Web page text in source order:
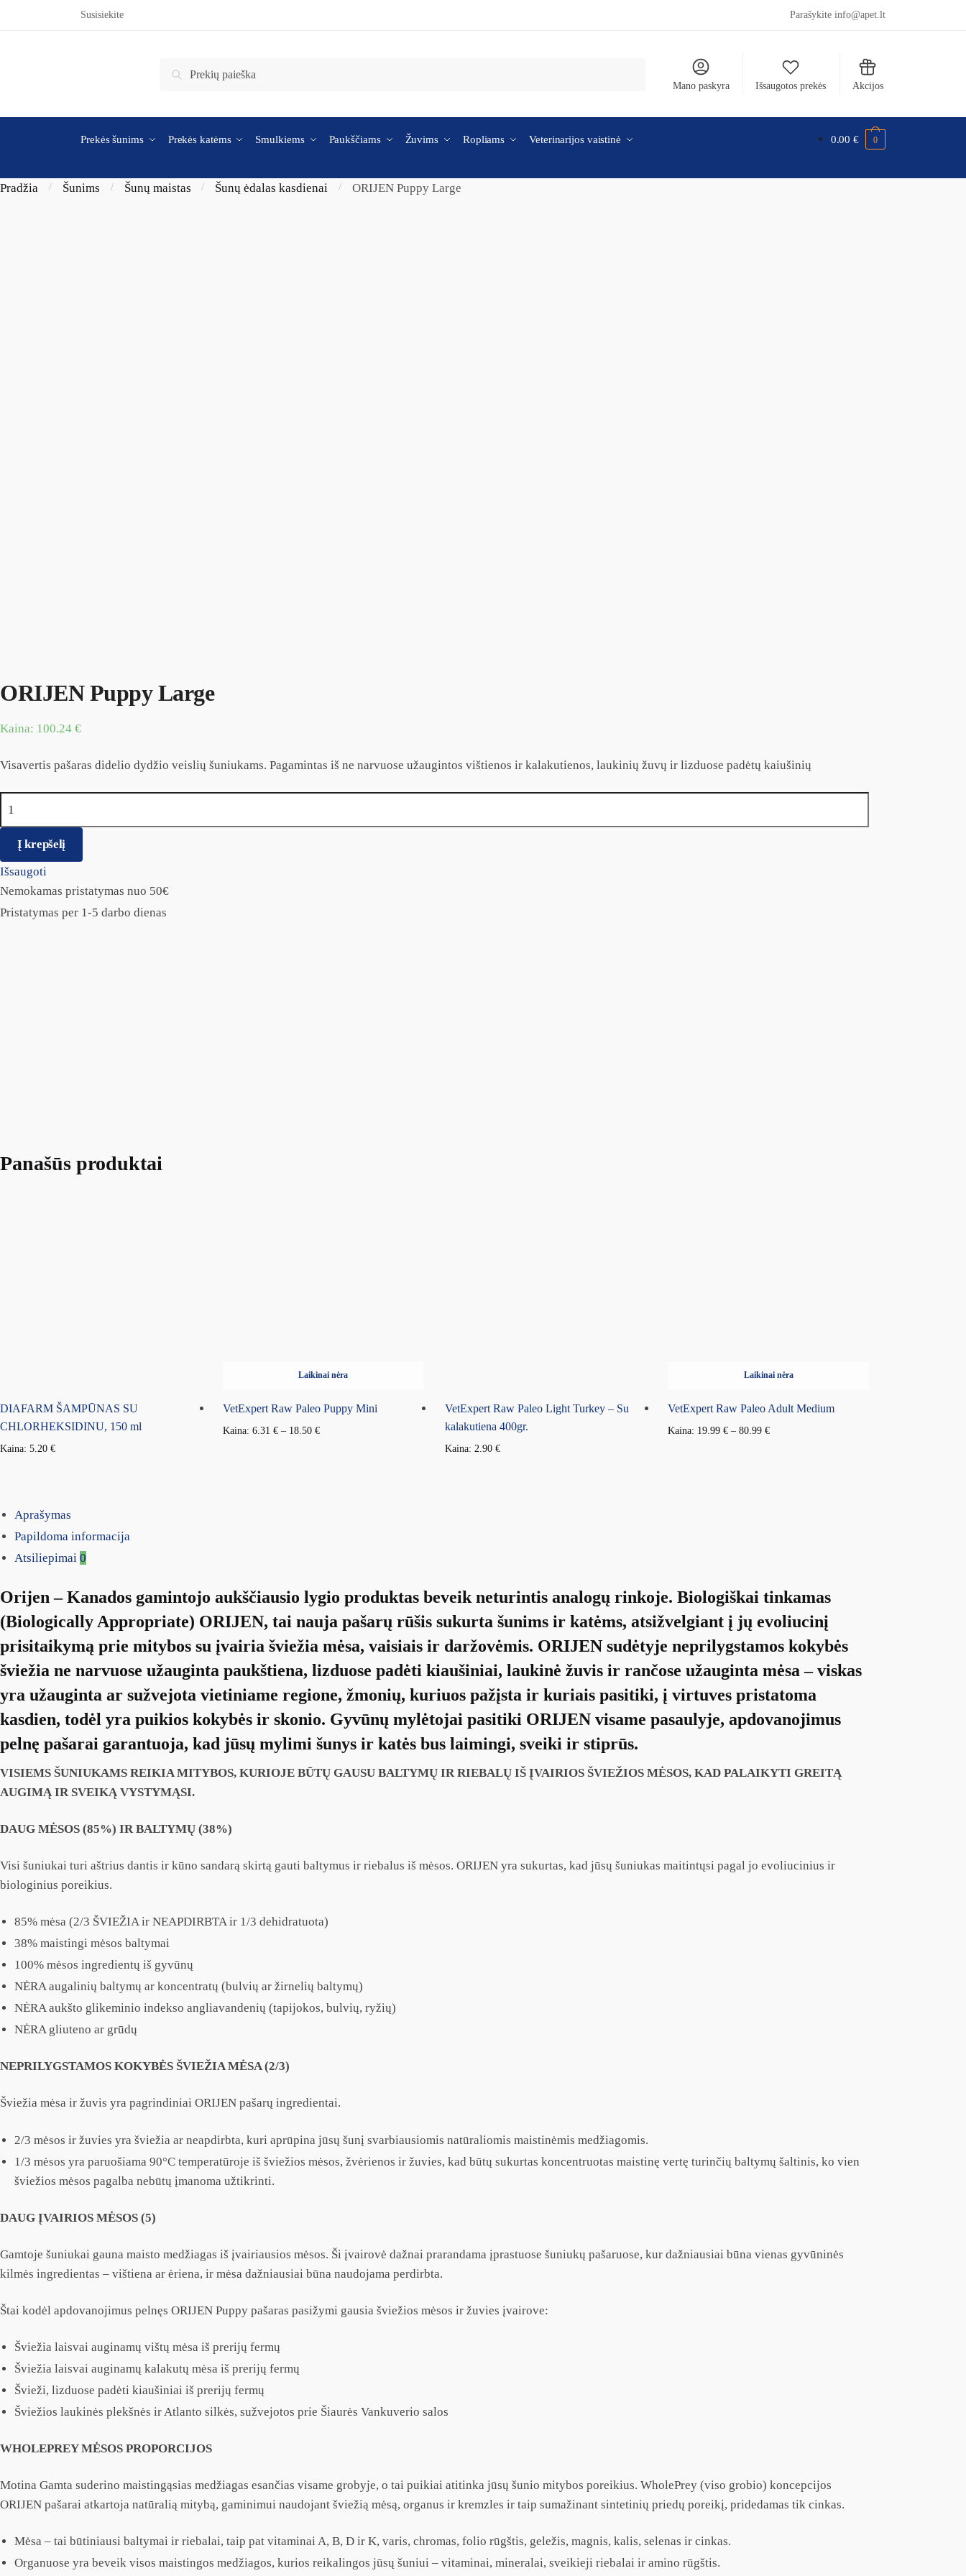
Skip to navigationSusisiekite Parašykite info@apet.lt
Ieškoti:
Ieškoti
Mano paskyra Išsaugotos prekės Akcijos
Prekės šunims Prekės katėms Smulkiems Paukščiams Žuvims Ropliams Veterinarijos vaistinė 0.00€ 0
Pradžia / Šunims / Šunų maistas / Šunų ėdalas kasdienai / ORIJEN Puppy Large
ORIJEN Puppy Large
Kaina: 100.24 €
Visavertis pašaras didelio dydžio veislių šuniukams. Pagamintas iš ne narvuose užaugintos vištienos ir kalakutienos, laukinių žuvų ir lizduose padėtų kaiušinių
Į krepšelį
Išsaugoti
Nemokamas pristatymas nuo 50€
Pristatymas per 1-5 darbo dienas
Panašūs produktai
DIAFARM ŠAMPŪNAS SU
CHLORHEKSIDINU, 150 ml
Kaina: 5.20 €
Laikinai nėra
VetExpert Raw Paleo Puppy Mini
Kaina: 6.31 €– 18.50 €
VetExpert Raw Paleo Light Turkey – Su
kalakutiena 400gr.
Kaina: 2.90€
Laikinai nėra
VetExpert Raw Paleo Adult Medium
Kaina: 19.99€ –80.99€
Aprašymas
Papildoma informacija
Atsiliepimai 0
Orijen – Kanados gamintojo aukščiausio lygio produktas beveik neturintis analogų rinkoje. Biologiškai tinkamas
(Biologically Appropriate) ORIJEN, tai nauja pašarų rūšis sukurta šunims ir katėms, atsižvelgiant į jų evoliucinį
prisitaikymą prie mitybos su įvairia šviežia mėsa, vaisiais ir daržovėmis. ORIJEN sudėtyje neprilygstamos kokybės
šviežia ne narvuose užauginta paukštiena, lizduose padėti kiaušiniai, laukinė žuvis ir rančose užauginta mėsa – viskas
yra užauginta ar sužvejota vietiniame regione, žmonių, kuriuos pažįsta ir kuriais pasitiki, į virtuves pristatoma
kasdien, todėl yra puikios kokybės ir skonio. Gyvūnų mylėtojai pasitiki ORIJEN visame pasaulyje, apdovanojimus
pelnę pašarai garantuoja, kad jūsų mylimi šunys ir katės bus laimingi, sveiki ir stiprūs.
VISIEMS ŠUNIUKAMS REIKIA MITYBOS, KURIOJE BŪTŲ GAUSU BALTYMŲ IR RIEBALŲ IŠ ĮVAIRIOS ŠVIEŽIOS MĖSOS, KAD PALAIKYTI GREITĄ
AUGIMĄ IR SVEIKĄ VYSTYMĄSI.
DAUG MĖSOS (85%) IR BALTYMŲ (38%)
Visi šuniukai turi aštrius dantis ir kūno sandarą skirtą gauti baltymus ir riebalus iš mėsos. ORIJEN yra sukurtas, kad jūsų šuniukas maitintųsi pagal jo evoliucinius ir
biologinius poreikius.
85% mėsa (2/3 ŠVIEŽIA ir NEAPDIRBTA ir 1/3 dehidratuota)
38% maistingi mėsos baltymai
100% mėsos ingredientų iš gyvūnų
NĖRA augalinių baltymų ar koncentratų (bulvių ar žirnelių baltymų)
NĖRA aukšto glikeminio indekso angliavandenių (tapijokos, bulvių, ryžių)
NĖRA gliuteno ar grūdų
NEPRILYGSTAMOS KOKYBĖS ŠVIEŽIA MĖSA (2/3)
Šviežia mėsa ir žuvis yra pagrindiniai ORIJEN pašarų ingredientai.
2/3 mėsos ir žuvies yra šviežia ar neapdirbta, kuri aprūpina jūsų šunį svarbiausiomis natūraliomis maistinėmis medžiagomis.
1/3 mėsos yra paruošiama 90°C temperatūroje iš šviežios mėsos, žvėrienos ir žuvies, kad būtų sukurtas koncentruotas maistinę vertę turinčių baltymų šaltinis, ko vien
šviežios mėsos pagalba nebūtų įmanoma užtikrinti.
DAUG ĮVAIRIOS MĖSOS (5)
Gamtoje šuniukai gauna maisto medžiagas iš įvairiausios mėsos. Ši įvairovė dažnai prarandama įprastuose šuniukų pašaruose, kur dažniausiai būna vienas gyvūninės
kilmės ingredientas – vištiena ar ėriena, ir mėsa dažniausiai būna naudojama perdirbta.
Štai kodėl apdovanojimus pelnęs ORIJEN Puppy pašaras pasižymi gausia šviežios mėsos ir žuvies įvairove:
Šviežia laisvai auginamų vištų mėsa iš prerijų fermų
Šviežia laisvai auginamų kalakutų mėsa iš prerijų fermų
Švieži, lizduose padėti kiaušiniai iš prerijų fermų
Šviežios laukinės plekšnės ir Atlanto silkės, sužvejotos prie Šiaurės Vankuverio salos
WHOLEPREY MĖSOS PROPORCIJOS
Motina Gamta suderino maistingąsias medžiagas esančias visame grobyje, o tai puikiai atitinka jūsų šunio mitybos poreikius. WholePrey (viso grobio) koncepcijos
ORIJEN pašarai atkartoja natūralią mitybą, gaminimui naudojant šviežią mėsą, organus ir kremzles ir taip sumažinant sintetinių priedų poreikį, pridedamas tik cinkas.
Mėsa – tai būtiniausi baltymai ir riebalai, taip pat vitaminai A, B, D ir K, varis, chromas, folio rūgštis, geležis, magnis, kalis, selenas ir cinkas.
Organuose yra beveik visos maistingos medžiagos, kurios reikalingos jūsų šuniui – vitaminai, mineralai, sveikieji riebalai ir amino rūgštis.